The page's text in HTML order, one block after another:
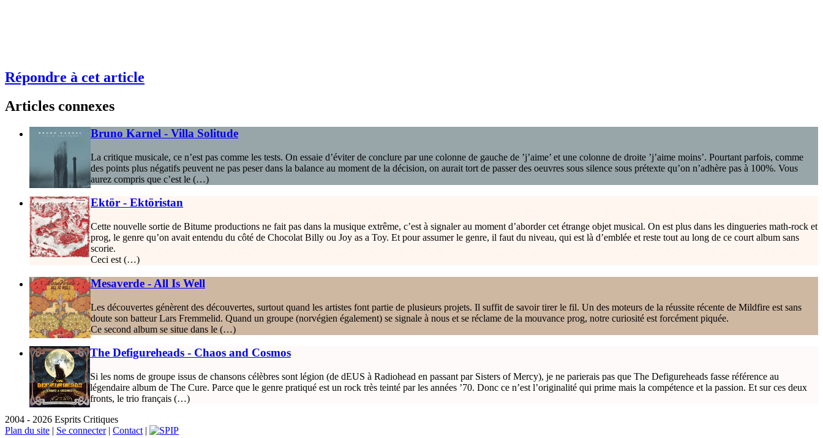
Répondre à cet article
Articles connexes
Bruno Karnel - Villa Solitude
La critique musicale, ce n’est pas comme les tests. On essaie d’éviter de conclure par une colonne de gauche de ’j’aime’ et une colonne de droite ’j’aime moins’. Pourtant parfois, comme
des points plus négatifs peuvent ne pas peser dans la balance au moment de la décision, on aurait tort de passer des oeuvres sous silence sous prétexte qu’on n’adhère pas à 100%. Vous
aurez compris que c’est le (…)
Ektör - Ektöristan
Cette nouvelle sortie de Bitume productions ne fait pas dans la musique extrême, c’est à signaler au moment d’aborder cet étrange objet musical. On est plus dans les dingueries math-rock et
prog, le genre qu’on avait entendu du côté de Chocolat Billy ou Joy as a Toy. Et pour assumer le genre, il faut du niveau, qui est là d’emblée et reste tout au long de ce court album sans
scorie.
Ceci est (…)
Mesaverde - All Is Well
Les découvertes génèrent des découvertes, surtout quand les artistes font partie de plusieurs projets. Il suffit de savoir tirer le fil. Un des moteurs de la réussite récente de Mildfire est sans
doute son batteur Lars Fremmelid. Quand un groupe (norvégien également) se signale à nous et se réclame de la mouvance prog, notre curiosité est forcément piquée.
Ce second album se situe dans le (…)
The Defigureheads - Chaos and Cosmos
Si les noms de groupe issus de chansons célèbres sont légion (de dEUS à Radiohead en passant par Sisters of Mercy), je ne parierais pas que The Defigureheads fasse référence au
légendaire album de The Cure. Parce que le genre pratiqué est un rock très teinté par les années ’70. Donc ce n’est l’originalité qui prime mais la compétence et la passion. Et sur ces deux
fronts, le trio français (…)
2004 - 2026 Esprits Critiques
Plan du site | Se connecter| Contact |